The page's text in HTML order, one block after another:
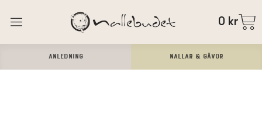
0 kr
ANLEDNING Nallar & Gåvor